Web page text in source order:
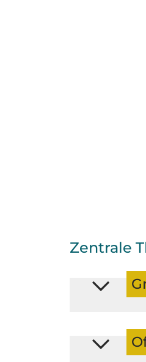
Zentrale